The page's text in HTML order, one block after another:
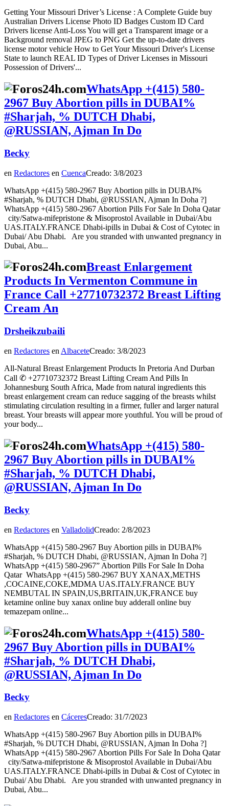
Getting Your Missouri Driver’s License : A Complete Guide buy
Australian Drivers License Photo ID Badges Custom ID Card
Drivers license Anti-Loss You will get a Transparent image or a
Background removal JPEG to PNG Get the up-to-date drivers
license motor vehicle How to Get Your Missouri Driver's License
State to launch REAL ID Types of Driver Licenses in Missouri
Possession of Drivers'...
WhatsApp +(415) 580-
2967 Buy Abortion pills in DUBAI%
#Sharjah, % DUTCH Dhabi,
@RUSSIAN, Ajman In Do
Becky
en Redactores en CuencaCreado: 3/8/2023
WhatsApp +(415) 580-2967 Buy Abortion pills in DUBAI%
#Sharjah, % DUTCH Dhabi, @RUSSIAN, Ajman In Doha ?]
WhatsApp +(415) 580-2967 Abortion Pills For Sale In Doha Qatar
city/Satwa-mifepristone & Misoprostol Available in Dubai/Abu
UAS.ITALY.FRANCE Dhabi-ipills in Dubai & Cost of Cytotec in
Dubai/ Abu Dhabi. Are you stranded with unwanted pregnancy in
Dubai, Abu...
Breast Enlargement
Products In Vermenton Commune in
France Call +27710732372 Breast Lifting
Cream An
Drsheikzubaili
en Redactores en AlbaceteCreado: 3/8/2023
All-Natural Breast Enlargement Products In Pretoria And Durban
Call ✆ +27710732372 Breast Lifting Cream And Pills In
Johannesburg South Africa, Made from natural ingredients this
breast enlargement cream can reduce sagging of the breasts whilst
stimulating circulation resulting in a firmer, fuller and larger natural
breast. Your breasts will appear more youthful. You will be proud of
your body...
WhatsApp +(415) 580-
2967 Buy Abortion pills in DUBAI%
#Sharjah, % DUTCH Dhabi,
@RUSSIAN, Ajman In Do
Becky
en Redactores en ValladolidCreado: 2/8/2023
WhatsApp +(415) 580-2967 Buy Abortion pills in DUBAI%
#Sharjah, % DUTCH Dhabi, @RUSSIAN, Ajman In Doha ?]
WhatsApp +(415) 580-2967” Abortion Pills For Sale In Doha
Qatar WhatsApp +(415) 580-2967 BUY XANAX,METHS
,COCAINE,COKE,MDMA UAS.ITALY.FRANCE BUY
NEMBUTAL IN SPAIN,US,BRITAIN,UK,FRANCE buy
ketamine online buy xanax online buy adderall online buy
temazepam online...
WhatsApp +(415) 580-
2967 Buy Abortion pills in DUBAI%
#Sharjah, % DUTCH Dhabi,
@RUSSIAN, Ajman In Do
Becky
en Redactores en CáceresCreado: 31/7/2023
WhatsApp +(415) 580-2967 Buy Abortion pills in DUBAI%
#Sharjah, % DUTCH Dhabi, @RUSSIAN, Ajman In Doha ?]
WhatsApp +(415) 580-2967 Abortion Pills For Sale In Doha Qatar
city/Satwa-mifepristone & Misoprostol Available in Dubai/Abu
UAS.ITALY.FRANCE Dhabi-ipills in Dubai & Cost of Cytotec in
Dubai/ Abu Dhabi. Are you stranded with unwanted pregnancy in
Dubai, Abu...